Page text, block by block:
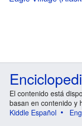
El contenido está
basan en contenido y
Kiddle Español